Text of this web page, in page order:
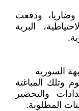
وضاريا، ودفعت
البرية
السورية
وتلك المباغتة
والتحضير
المطلوبة.